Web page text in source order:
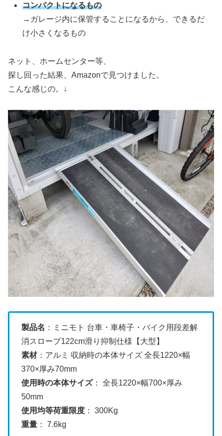
コンパクトになるもの
→ガレージ内に保管することになるから、できるだ
け小さくなるもの
ネット、ホームセンター等、
探し回った結果、Amazonで見つけました。
こんな感じの。↓
製品名 ：ミニモト 台車・車椅子・バイク用段差解
消スロープ122cm滑り抑制仕様【大型】
素材：アルミ 収納時の本体サイズ 全長1220×幅
370×厚み70mm
使用時の本体サイズ： 全長1220×幅700×厚み
50mm
使用均等荷重限度 ： 300Kg
重量 ： 7.6kg